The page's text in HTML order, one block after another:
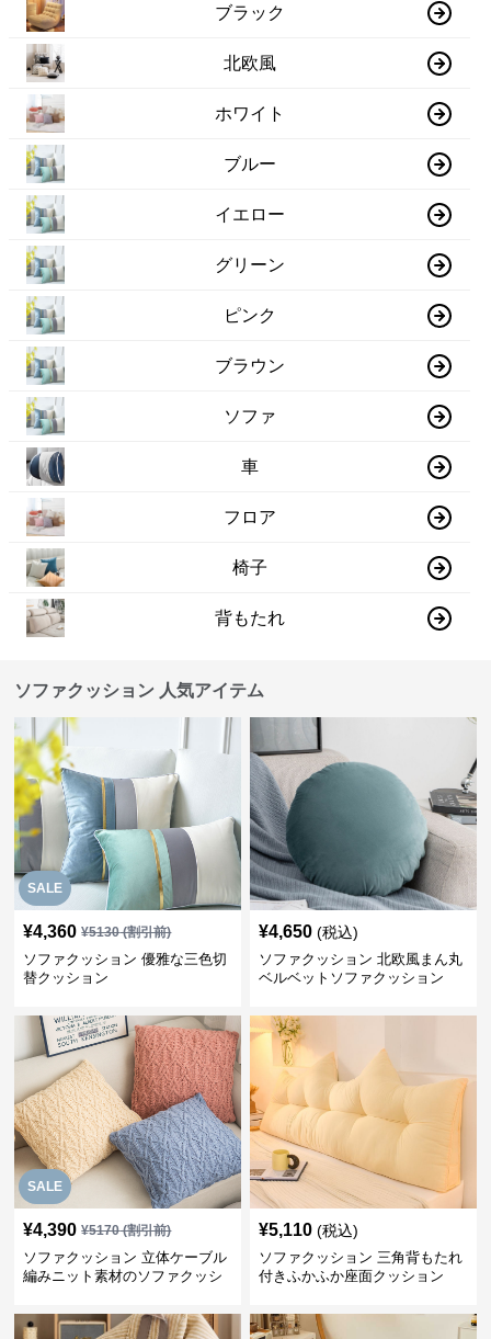
ブラック
北欧風
ホワイト
ブルー
イエロー
グリーン
ピンク
ブラウン
ソファ
車
フロア
椅子
背もたれ
ソファクッション 人気アイテム
SALE
¥4,360 ¥5130(割引前)
ソファクッション 優雅な三色切
替クッション
¥4,650 (税込)
ソファクッション 北欧風まん丸
ベルベットソファクッション
SALE
¥4,390 ¥5170(割引前)
ソファクッション 立体ケーブル
編みニット素材のソファクッシ
¥5,110 (税込)
ソファクッション 三角背もたれ
付きふかふか座面クッション